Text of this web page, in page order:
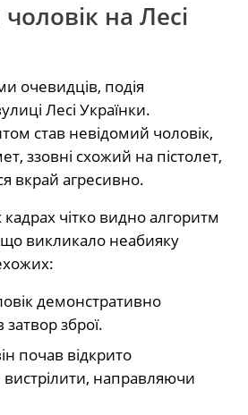
на Лесі
очевидців, подія
Лесі Українки.
став невідомий чоловік,
ззовні схожий на пістолет,
вкрай агресивно.
чітко видно алгоритм
викликало неабияку
демонстративно
зброї.
почав відкрито
направляючи